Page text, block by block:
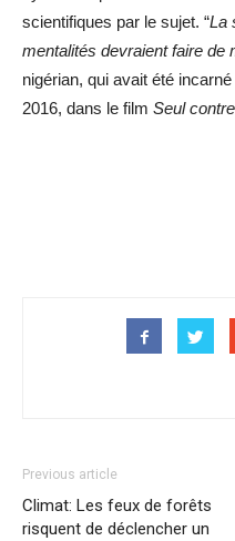
scientifiques par le sujet. “La
mentalités devraient faire de
nigérian, qui avait été
2016, dans le film Seul
Previous article
Climat: Les feux de forêts
risquent de déclencher un